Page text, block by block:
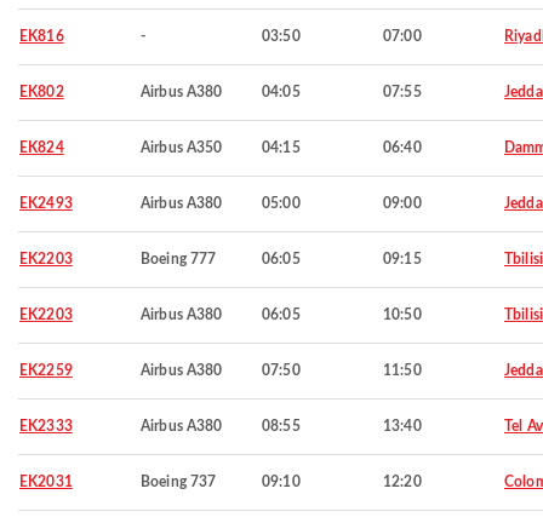
EK816 - 03:50 07:00
EK802 Airbus A380 04:05 07:55
EK824 Airbus A350 04:15 06:40
EK2493 Airbus A380 05:00 09:00
EK2203 Boeing 777 06:05 09:15 Tbilisi
EK2203 Airbus A380 06:05 10:50 Tbilisi
EK2259 Airbus A380 07:50 11:50
EK2333 Airbus A380 08:55 13:40 Tel
EK2031 Boeing 737 09:10 12:20